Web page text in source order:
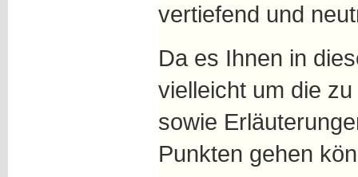
vertiefend und
Da es Ihnen in
vielleicht um die
sowie
Punkten gehen